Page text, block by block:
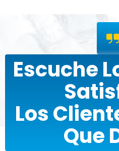
Escuche
Los
Que